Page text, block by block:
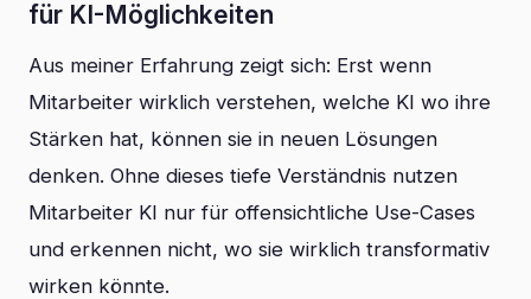
für KI-Möglichkeiten
Aus meiner Erfahrung zeigt sich: Erst wenn
Mitarbeiter wirklich verstehen, welche KI wo ihre
Stärken hat, können sie in neuen Lösungen
denken. Ohne dieses tiefe Verständnis nutzen
Mitarbeiter KI nur für offensichtliche Use-Cases
und erkennen nicht, wo sie wirklich transformativ
wirken könnte.